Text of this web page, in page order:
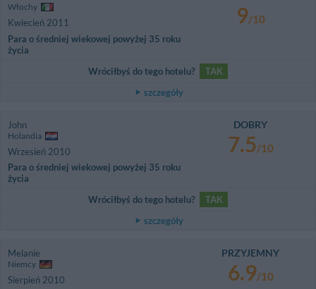
Włochy
Kwiecień 2011
Para o średniej wiekowej powyżej 35 roku
życia
9/10
Wróciłbyś do tego hotelu?
TAK
szczegóły
John
Holandia
Wrzesień 2010
Para o średniej wiekowej powyżej 35 roku
życia
DOBRY
7.5/10
Wróciłbyś do tego hotelu?
TAK
szczegóły
Melanie
Niemcy
Sierpień 2010
PRZYJEMNY
6.9/10